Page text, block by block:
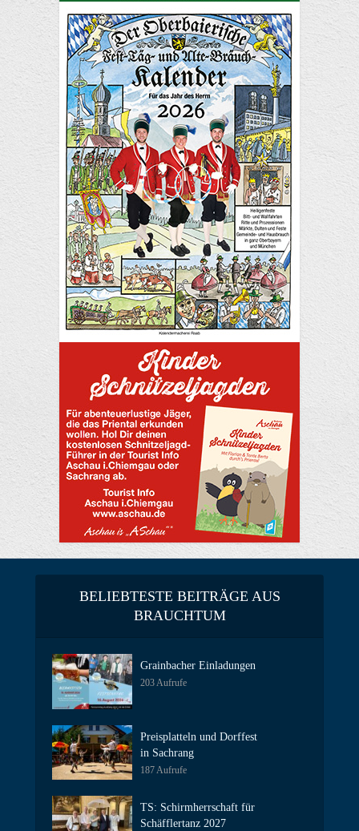
BELIEBTESTE BEITRÄGE AUS
BRAUCHTUM
Grainbacher Einladungen
203 Aufrufe
Preisplatteln und Dorffest
in Sachrang
187 Aufrufe
TS: Schirmherrschaft für
Schäfflertanz 2027